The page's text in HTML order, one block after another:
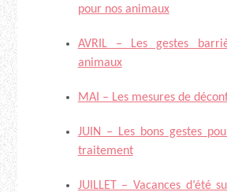
pour nos animaux
AVRIL – Les gestes
animaux
MAI – Les mesures de
JUIN – Les bons gestes
traitement
JUILLET – Vacances d’été